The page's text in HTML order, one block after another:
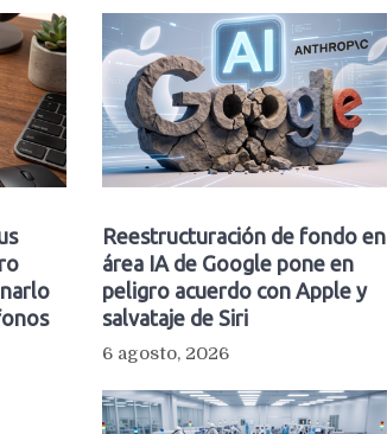
Reestructuración de fondo en
área IA de Google pone en
peligro acuerdo con Apple y
salvataje de Siri
6 agosto, 2026